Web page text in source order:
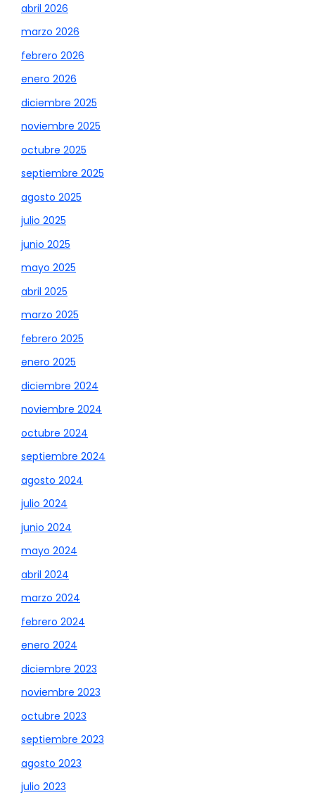
abril 2026
marzo 2026
febrero 2026
enero 2026
diciembre 2025
noviembre 2025
octubre 2025
septiembre 2025
agosto 2025
julio 2025
junio 2025
mayo 2025
abril 2025
marzo 2025
febrero 2025
enero 2025
diciembre 2024
noviembre 2024
octubre 2024
septiembre 2024
agosto 2024
julio 2024
junio 2024
mayo 2024
abril 2024
marzo 2024
febrero 2024
enero 2024
diciembre 2023
noviembre 2023
octubre 2023
septiembre 2023
agosto 2023
julio 2023